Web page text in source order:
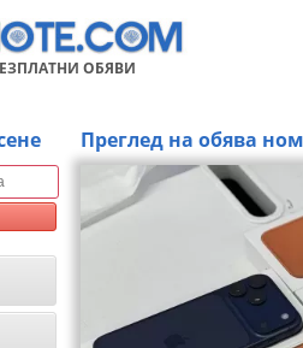
ОБЯВИ
Преглед на обява